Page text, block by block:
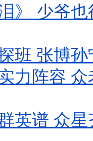
》 少爷
班 张博
力阵容
英谱 众